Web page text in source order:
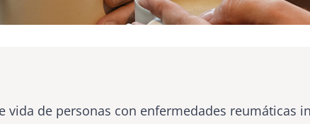
vida de personas con enfermedades reumáticas